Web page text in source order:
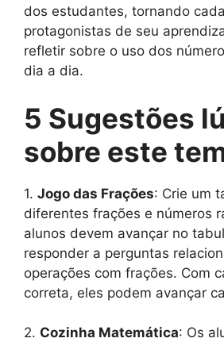
dos estudantes, tornando
protagonistas de seu
refletir sobre o uso dos
dia a dia.
5 Sugestões
sobre este
1. Jogo das Frações: Crie um
diferentes frações e números
alunos devem avançar no
responder a perguntas
operações com frações. Com
correta, eles podem avançar
2. Cozinha Matemática: Os